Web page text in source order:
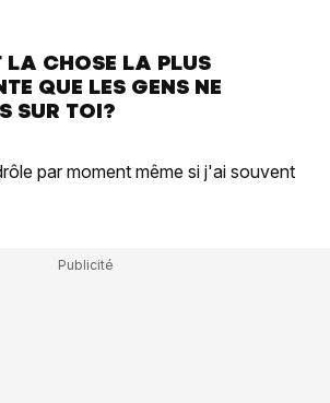
LA CHOSE LA PLUS
QUE LES GENS NE
SUR TOI?
par moment même si j'ai souvent